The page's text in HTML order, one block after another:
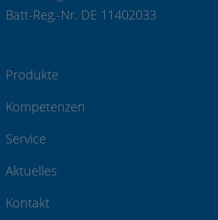
Batt-Reg.-Nr. DE 11402033
Produkte
Kompetenzen
Service
Aktuelles
Kontakt